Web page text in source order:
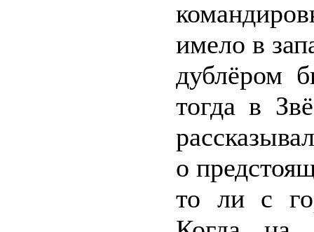
имело в
дублёром
тогда в
о
то ли с